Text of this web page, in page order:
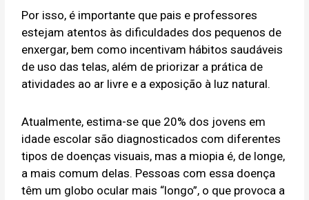
Por isso, é importante que pais e professores
estejam atentos às dificuldades dos pequenos de
enxergar, bem como incentivam hábitos saudáveis
de uso das telas, além de priorizar a prática de
atividades ao ar livre e a exposição à luz natural.
Atualmente, estima-se que 20% dos jovens em
idade escolar são diagnosticados com diferentes
tipos de doenças visuais, mas a miopia é, de longe,
a mais comum delas. Pessoas com essa doença
têm um globo ocular mais “longo”, o que provoca a